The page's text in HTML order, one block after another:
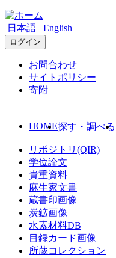
日本語 English
ログイン
お問合わせ
サイトポリシー
寄附
HOME探す・調べる
リポジトリ(QIR)
学位論文
貴重資料
麻生家文書
蔵書印画像
炭鉱画像
水素材料DB
目録カード画像
所蔵コレクション